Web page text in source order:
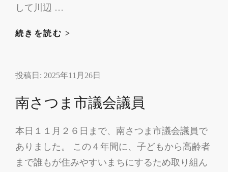
して川辺 …
続きを読む >
投稿日: 2025年11月26日
南さつま市議会議員
本日１１月２６日まで、南さつま市議会議員で
ありました。 この４年間に、子どもから高齢者
まで誰もが住みやすいまちにするため取り組ん